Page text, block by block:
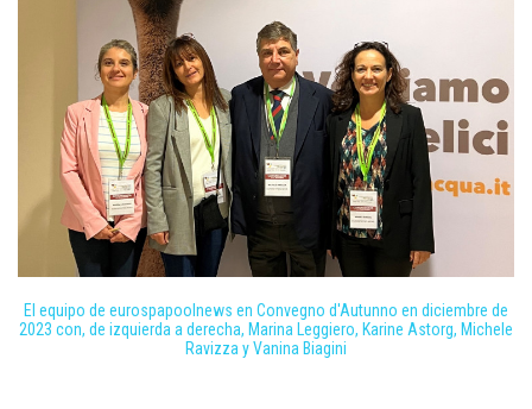
El equipo de eurospapoolnews en Convegno d'Autunno en diciembre de
2023 con, de izquierda a derecha, Marina Leggiero, Karine Astorg, Michele
Ravizza y Vanina Biagini